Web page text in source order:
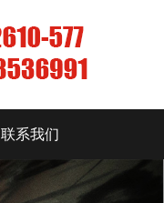
联系我们